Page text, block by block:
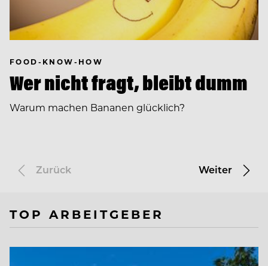
FOOD-KNOW-HOW
Wer nicht fragt, bleibt dumm
Warum machen Bananen glücklich?
Zurück Weiter
TOP ARBEITGEBER